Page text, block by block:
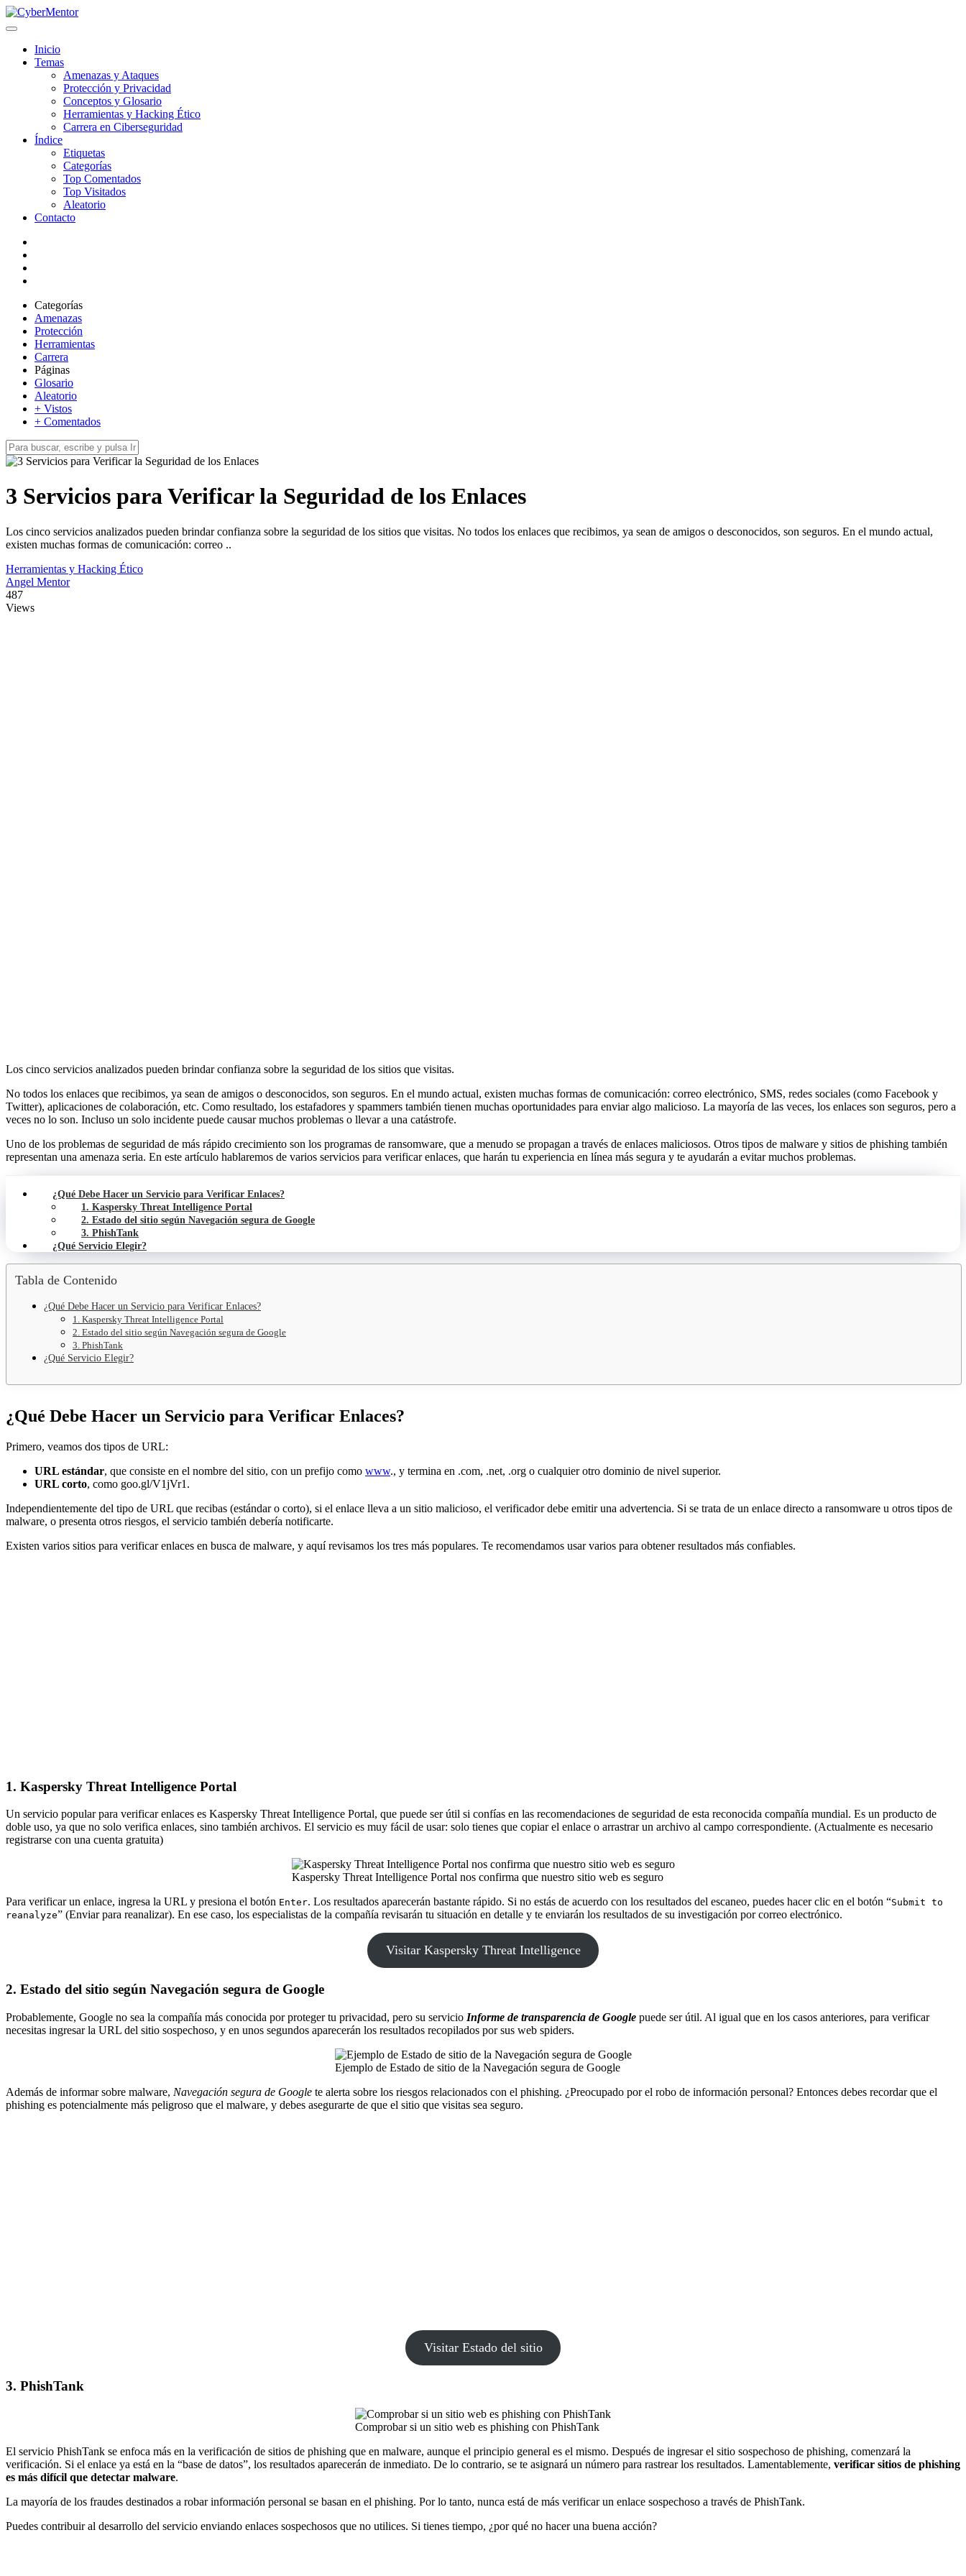
Inicio
Temas
Amenazas y Ataques
Protección y Privacidad
Conceptos y Glosario
Herramientas y Hacking Ético
Carrera en Ciberseguridad
Índice
Etiquetas
Categorías
Top Comentados
Top Visitados
Aleatorio
Contacto
Categorías
Amenazas
Protección
Herramientas
Carrera
Páginas
Glosario
Aleatorio
+ Vistos
+ Comentados
3 Servicios para Verificar la Seguridad de los Enlaces
Los cinco servicios analizados pueden brindar confianza sobre la seguridad de los sitios que visitas. No todos los enlaces que recibimos, ya sean de amigos o desconocidos, son seguros. En el mundo actual,
existen muchas formas de comunicación: correo ..
Herramientas y Hacking Ético
Angel Mentor
487
Views
Los cinco servicios analizados pueden brindar confianza sobre la seguridad de los sitios que visitas.
No todos los enlaces que recibimos, ya sean de amigos o desconocidos, son seguros. En el mundo actual, existen muchas formas de comunicación: correo electrónico, SMS, redes sociales (como Facebook y
Twitter), aplicaciones de colaboración, etc. Como resultado, los estafadores y spammers también tienen muchas oportunidades para enviar algo malicioso. La mayoría de las veces, los enlaces son seguros, pero a
veces no lo son. Incluso un solo incidente puede causar muchos problemas o llevar a una catástrofe.
Uno de los problemas de seguridad de más rápido crecimiento son los programas de ransomware, que a menudo se propagan a través de enlaces maliciosos. Otros tipos de malware y sitios de phishing también
representan una amenaza seria. En este artículo hablaremos de varios servicios para verificar enlaces, que harán tu experiencia en línea más segura y te ayudarán a evitar muchos problemas.
¿Qué Debe Hacer un Servicio para Verificar Enlaces?
1. Kaspersky Threat Intelligence Portal
2. Estado del sitio según Navegación segura de Google
3. PhishTank
¿Qué Servicio Elegir?
Tabla de Contenido
¿Qué Debe Hacer un Servicio para Verificar Enlaces?
1. Kaspersky Threat Intelligence Portal
2. Estado del sitio según Navegación segura de Google
3. PhishTank
¿Qué Servicio Elegir?
¿Qué Debe Hacer un Servicio para Verificar Enlaces?
Primero, veamos dos tipos de URL:
URL estándar, que consiste en el nombre del sitio, con un prefijo como www., y termina en .com, .net, .org o cualquier otro dominio de nivel superior.
URL corto, como goo.gl/V1jVr1.
Independientemente del tipo de URL que recibas (estándar o corto), si el enlace lleva a un sitio malicioso, el verificador debe emitir una advertencia. Si se trata de un enlace directo a ransomware u otros tipos de
malware, o presenta otros riesgos, el servicio también debería notificarte.
Existen varios sitios para verificar enlaces en busca de malware, y aquí revisamos los tres más populares. Te recomendamos usar varios para obtener resultados más confiables.
1. Kaspersky Threat Intelligence Portal
Un servicio popular para verificar enlaces es Kaspersky Threat Intelligence Portal, que puede ser útil si confías en las recomendaciones de seguridad de esta reconocida compañía mundial. Es un producto de
doble uso, ya que no solo verifica enlaces, sino también archivos. El servicio es muy fácil de usar: solo tienes que copiar el enlace o arrastrar un archivo al campo correspondiente. (Actualmente es necesario
registrarse con una cuenta gratuita)
Kaspersky Threat Intelligence Portal nos confirma que nuestro sitio web es seguro
Para verificar un enlace, ingresa la URL y presiona el botón Enter. Los resultados aparecerán bastante rápido. Si no estás de acuerdo con los resultados del escaneo, puedes hacer clic en el botón “Submit to
reanalyze” (Enviar para reanalizar). En ese caso, los especialistas de la compañía revisarán tu situación en detalle y te enviarán los resultados de su investigación por correo electrónico.
Visitar Kaspersky Threat Intelligence
2. Estado del sitio según Navegación segura de Google
Probablemente, Google no sea la compañía más conocida por proteger tu privacidad, pero su servicio Informe de transparencia de Google puede ser útil. Al igual que en los casos anteriores, para verificar
necesitas ingresar la URL del sitio sospechoso, y en unos segundos aparecerán los resultados recopilados por sus web spiders.
Ejemplo de Estado de sitio de la Navegación segura de Google
Además de informar sobre malware, Navegación segura de Google te alerta sobre los riesgos relacionados con el phishing. ¿Preocupado por el robo de información personal? Entonces debes recordar que el
phishing es potencialmente más peligroso que el malware, y debes asegurarte de que el sitio que visitas sea seguro.
Visitar Estado del sitio
3. PhishTank
Comprobar si un sitio web es phishing con PhishTank
El servicio PhishTank se enfoca más en la verificación de sitios de phishing que en malware, aunque el principio general es el mismo. Después de ingresar el sitio sospechoso de phishing, comenzará la
verificación. Si el enlace ya está en la “base de datos”, los resultados aparecerán de inmediato. De lo contrario, se te asignará un número para rastrear los resultados. Lamentablemente, verificar sitios de phishing
es más difícil que detectar malware.
La mayoría de los fraudes destinados a robar información personal se basan en el phishing. Por lo tanto, nunca está de más verificar un enlace sospechoso a través de PhishTank.
Puedes contribuir al desarrollo del servicio enviando enlaces sospechosos que no utilices. Si tienes tiempo, ¿por qué no hacer una buena acción?